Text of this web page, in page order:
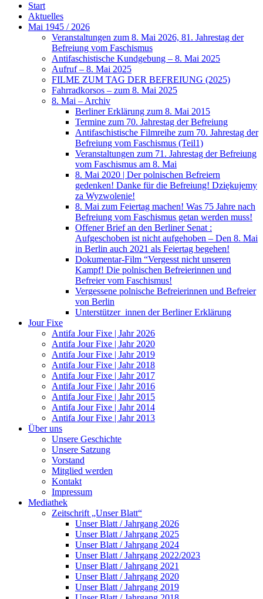
Start
Aktuelles
Mai 1945 / 2026
Veranstaltungen zum 8. Mai 2026, 81. Jahrestag der
Befreiung vom Faschismus
Antifaschistische Kundgebung – 8. Mai 2025
Aufruf – 8. Mai 2025
FILME ZUM TAG DER BEFREIUNG (2025)
Fahrradkorsos – zum 8. Mai 2025
8. Mai – Archiv
Berliner Erklärung zum 8. Mai 2015
Termine zum 70. Jahrestag der Befreiung
Antifaschistische Filmreihe zum 70. Jahrestag der
Befreiung vom Faschismus (Teil1)
Veranstaltungen zum 71. Jahrestag der Befreiung
vom Faschismus am 8. Mai
8. Mai 2020 | Der polnischen Befreiern
gedenken! Danke für die Befreiung! Dziękujemy
za Wyzwolenie!
8. Mai zum Feiertag machen! Was 75 Jahre nach
Befreiung vom Faschismus getan werden muss!
Offener Brief an den Berliner Senat :
Aufgeschoben ist nicht aufgehoben – Den 8. Mai
in Berlin auch 2021 als Feiertag begehen!
Dokumentar-Film “Vergesst nicht unseren
Kampf! Die polnischen Befreierinnen und
Befreier vom Faschismus!
Vergessene polnische Befreierinnen und Befreier
von Berlin
Unterstützer_innen der Berliner Erklärung
Jour Fixe
Antifa Jour Fixe | Jahr 2026
Antifa Jour Fixe | Jahr 2020
Antifa Jour Fixe | Jahr 2019
Antifa Jour Fixe | Jahr 2018
Antifa Jour Fixe | Jahr 2017
Antifa Jour Fixe | Jahr 2016
Antifa Jour Fixe | Jahr 2015
Antifa Jour Fixe | Jahr 2014
Antifa Jour Fixe | Jahr 2013
Über uns
Unsere Geschichte
Unsere Satzung
Vorstand
Mitglied werden
Kontakt
Impressum
Mediathek
Zeitschrift „Unser Blatt“
Unser Blatt / Jahrgang 2026
Unser Blatt / Jahrgang 2025
Unser Blatt / Jahrgang 2024
Unser Blatt / Jahrgang 2022/2023
Unser Blatt / Jahrgang 2021
Unser Blatt / Jahrgang 2020
Unser Blatt / Jahrgang 2019